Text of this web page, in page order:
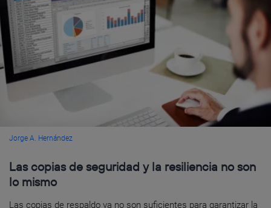
Jorge A. Hernández
Las copias de seguridad y la resiliencia no son
lo mismo
Las copias de respaldo ya no son suficientes para garantizar la